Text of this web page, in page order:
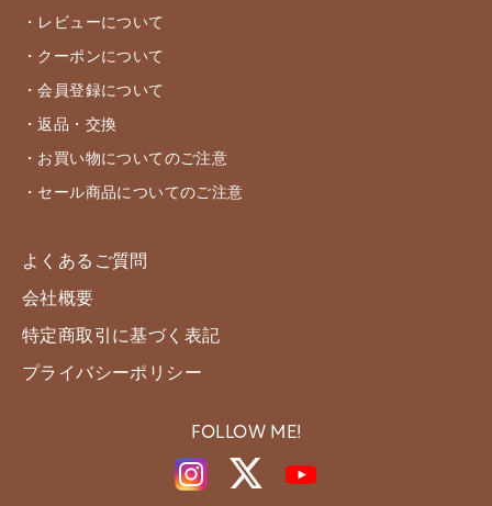
・レビューについて
・クーポンについて
・会員登録について
・返品・交換
・お買い物についてのご注意
・セール商品についてのご注意
よくあるご質問
会社概要
特定商取引に基づく表記
プライバシーポリシー
FOLLOW ME!